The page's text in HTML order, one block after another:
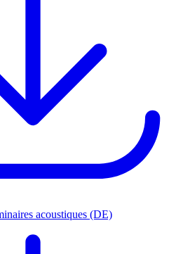
acoustiques (DE)